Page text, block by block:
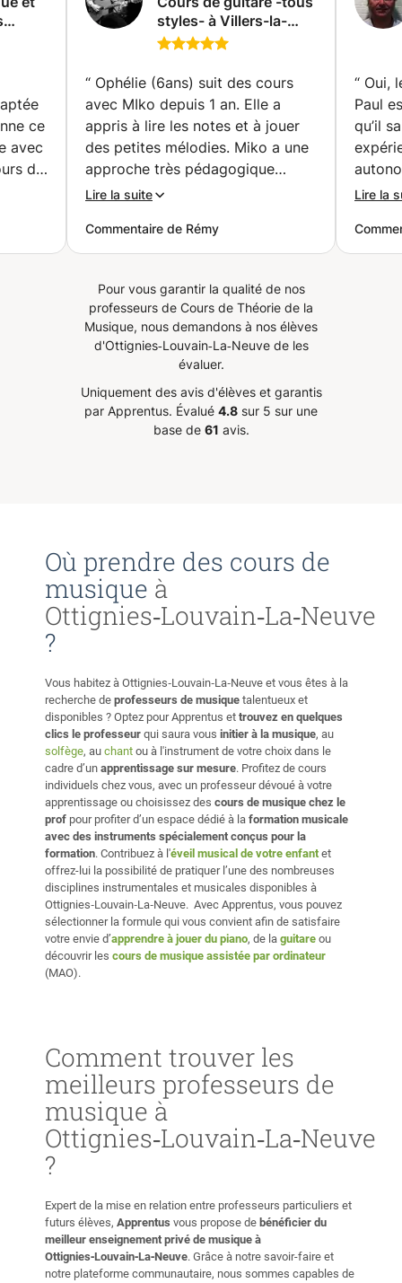
forme musicale. Outils d'analyse pour les étudiants
ce
avec
styles- à Villers-la-
Ville. (Villers-la-Ville)
“ Ophélie (6ans) suit des cours
avec MIko depuis 1 an. Elle a
appris à lire les notes et à jouer
des petites mélodies. Miko a une
approche très pédagogique
alliant théorie et feeling. Ophélie
avec Miko !! ;-) ”
Lire la suite
Commentaire de Rémy
“ Oui,
Paul
qu’il
Lire la
Pour vous garantir la qualité de nos
professeurs de Cours de Théorie de la
Musique, nous demandons à nos élèves
d'Ottignies‑Louvain‑La‑Neuve de les
évaluer.
Uniquement des avis d'élèves et garantis
par Apprentus. Évalué 4.8 sur 5 sur une
base de 61 avis.
Où prendre des cours de
musique à
Ottignies‑Louvain‑La‑Neuve
?
Vous habitez à Ottignies‑Louvain‑La‑Neuve et vous êtes à la
recherche de professeurs de musique talentueux et
disponibles ? Optez pour Apprentus et trouvez en quelques
clics le professeur qui saura vous initier à la musique, au
solfège, au chant ou à l'instrument de votre choix dans le
cadre d’un apprentissage sur mesure. Profitez de cours
individuels chez vous, avec un professeur dévoué à votre
apprentissage ou choisissez des cours de musique chez le
prof pour profiter d’un espace dédié à la formation musicale
avec des instruments spécialement conçus pour la
formation. Contribuez à l'éveil musical de votre enfant et
offrez-lui la possibilité de pratiquer l’une des nombreuses
disciplines instrumentales et musicales disponibles à
Ottignies‑Louvain‑La‑Neuve. Avec Apprentus, vous pouvez
sélectionner la formule qui vous convient afin de satisfaire
votre envie d’apprendre à jouer du piano, de la guitare ou
découvrir les cours de musique assistée par ordinateur
(MAO).
Comment trouver les
meilleurs professeurs de
musique à
Ottignies‑Louvain‑La‑Neuve
?
Expert de la mise en relation entre professeurs particuliers et
futurs élèves, Apprentus vous propose de bénéficier du
meilleur enseignement privé de musique à
Ottignies‑Louvain‑La‑Neuve. Grâce à notre savoir-faire et
notre plateforme communautaire, nous sommes capables de